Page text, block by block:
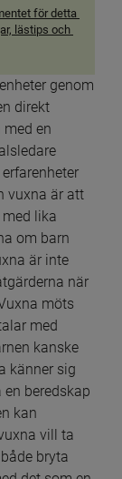
för detta
lästips och
fönster.
genom
direkt
en
vuxna är att
lika
om barn
är inte
när
möts
med
kanske
känner sig
beredskap
kan
vill ta
bryta